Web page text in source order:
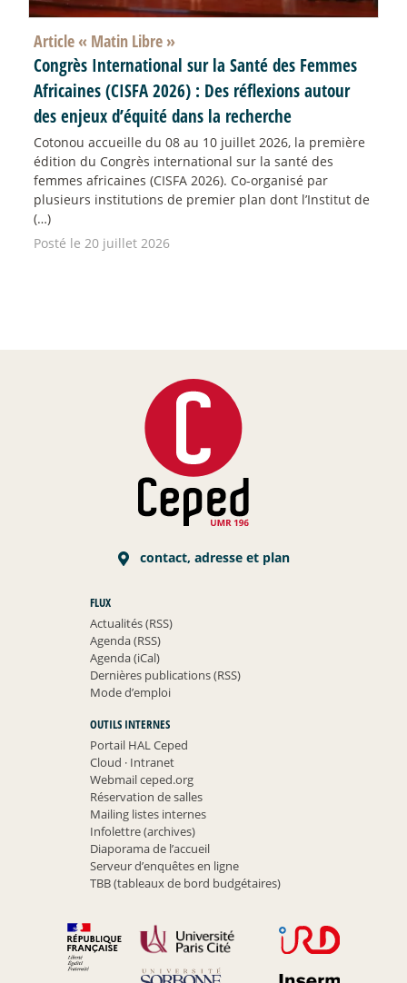
Article « Matin Libre »
Congrès International sur la Santé des Femmes
Africaines (CISFA 2026) : Des réflexions autour
des enjeux d’équité dans la recherche
Cotonou accueille du 08 au 10 juillet 2026, la première
édition du Congrès international sur la santé des
femmes africaines (CISFA 2026). Co-organisé par
plusieurs institutions de premier plan dont l’Institut de
(…)
Posté le 20 juillet 2026
contact, adresse et plan
FLUX
Actualités (RSS)
Agenda (RSS)
Agenda (iCal)
Dernières publications (RSS)
Mode d’emploi
OUTILS INTERNES
Portail HAL Ceped
Cloud ·Intranet
Webmail ceped.org
Réservation de salles
Mailing listes internes
Infolettre (archives)
Diaporama de l’accueil
Serveur d’enquêtes en ligne
TBB (tableaux de bord budgétaires)